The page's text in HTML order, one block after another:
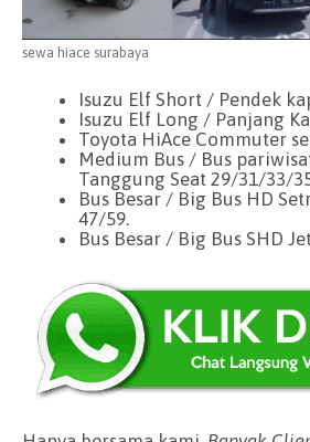
sewa hiace surabaya
Isuzu Elf Short / Pendek
Isuzu Elf Long / Panjang
Toyota HiAce Commuter
Medium Bus / Bus
Tanggung Seat 29/31/33/
Bus Besar / Big Bus HD
47/59.
Bus Besar / Big Bus SHD